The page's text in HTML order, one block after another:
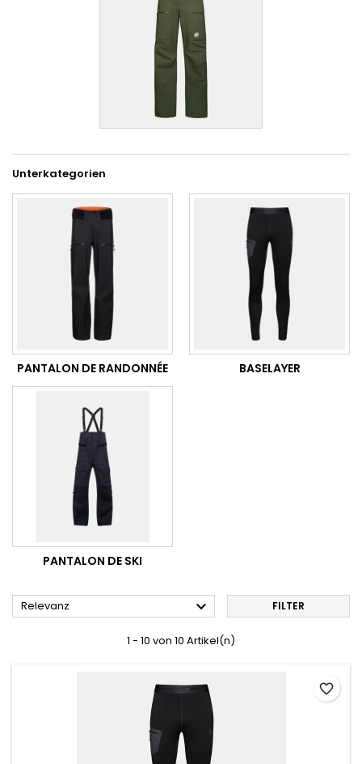
Unterkategorien
PANTALON DE RANDONNÉE BASELAYER
PANTALON DE SKI
Relevanz  FILTER
1 - 10 von 10 Artikel(n)
favorite_border